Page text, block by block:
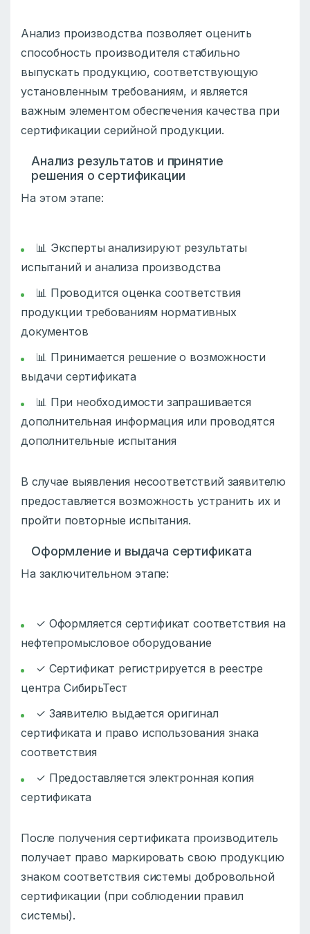
Анализ производства позволяет оценить
способность производителя стабильно
выпускать продукцию, соответствующую
установленным требованиям, и является
важным элементом обеспечения качества при
сертификации серийной продукции.
Анализ результатов и принятие
решения о сертификации
На этом этапе:
📊 Эксперты анализируют результаты
испытаний и анализа производства
📊 Проводится оценка соответствия
продукции требованиям нормативных
документов
📊 Принимается решение о возможности
выдачи сертификата
📊 При необходимости запрашивается
дополнительная информация или проводятся
дополнительные испытания
В случае выявления несоответствий заявителю
предоставляется возможность устранить их и
пройти повторные испытания.
Оформление и выдача сертификата
На заключительном этапе:
✓ Оформляется сертификат соответствия на
нефтепромысловое оборудование
✓ Сертификат регистрируется в реестре
центра СибирьТест
✓ Заявителю выдается оригинал
сертификата и право использования знака
соответствия
✓ Предоставляется электронная копия
сертификата
После получения сертификата производитель
получает право маркировать свою продукцию
знаком соответствия системы добровольной
сертификации (при соблюдении правил
системы).